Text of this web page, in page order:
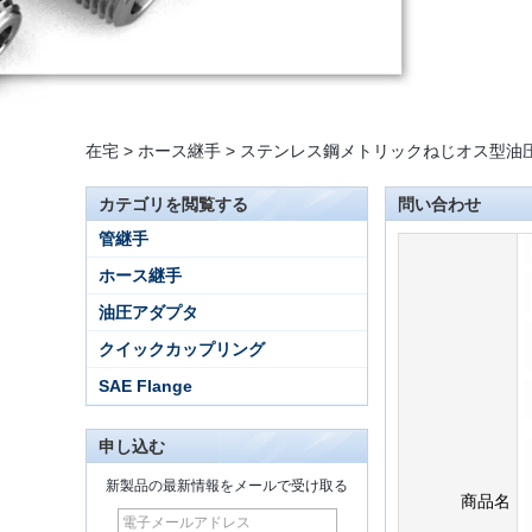
在宅 > ホース継手 > ステンレス鋼メトリックねじオス型油
カテゴリを閲覧する
管継手
ホース継手
油圧アダプタ
クイックカップリング
SAE Flange
申し込む
新製品の最新情報をメールで受け取る
問い合わせ
商品名